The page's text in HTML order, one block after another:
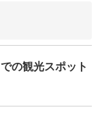
の観光スポット